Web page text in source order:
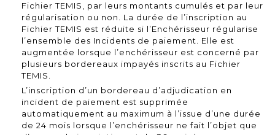
Fichier TEMIS, par leurs montants cumulés et par leur
régularisation ou non. La durée de l’inscription au
Fichier TEMIS est réduite si l’Enchérisseur régularise
l’ensemble des Incidents de paiement. Elle est
augmentée lorsque l’enchérisseur est concerné par
plusieurs bordereaux impayés inscrits au Fichier
TEMIS.
L’inscription d’un bordereau d’adjudication en
incident de paiement est supprimée
automatiquement au maximum à l’issue d’une durée
de 24 mois lorsque l’enchérisseur ne fait l’objet que